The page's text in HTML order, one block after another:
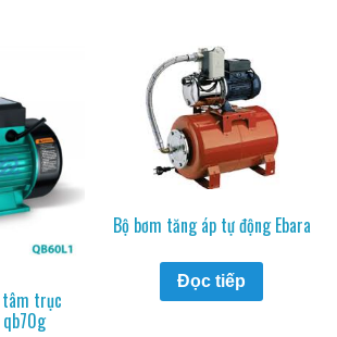
tâm trục
Bộ bơm tăng áp tự động Ebara
Đọc tiếp